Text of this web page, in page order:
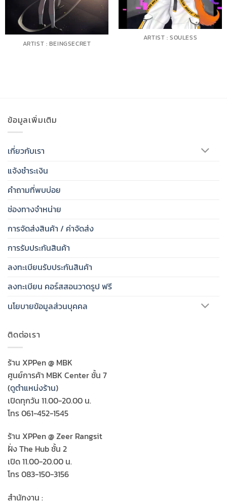
ARTIST : BEINGSECRET
ARTIST : SOULESS
ข้อมูลเพิ่มเติม
เกี่ยวกับเรา
แจ้งชำระเงิน
คำถามที่พบบ่อย
ช่องทางจำหน่าย
การจัดส่งสินค้า / ค่าจัดส่ง
การรับประกันสินค้า
ลงทะเบียนรับประกันสินค้า
ลงทะเบียน คอร์สสอนวาดรูป ฟรี
นโยบายข้อมูลส่วนบุคคล
ติดต่อเรา
ร้าน XPPen @ MBK
ศูนย์การค้า MBK Center ชั้น 7
(ดูตำแหน่งร้าน)
เปิดทุกวัน 11.00-20.00 น.
โทร 061-452-1545
ร้าน XPPen @ Zeer Rangsit
ฝั่ง The Hub ชั้น 2
เปิด 11.00-20.00 น.
โทร 083-150-3156
สำนักงาน :